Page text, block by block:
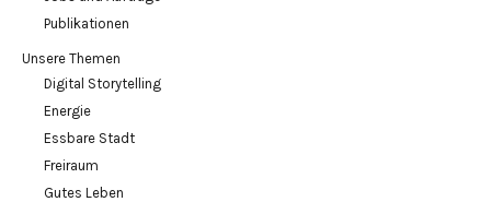
Publikationen
Unsere Themen
Digital Storytelling
Energie
Essbare Stadt
Freiraum
Gutes Leben